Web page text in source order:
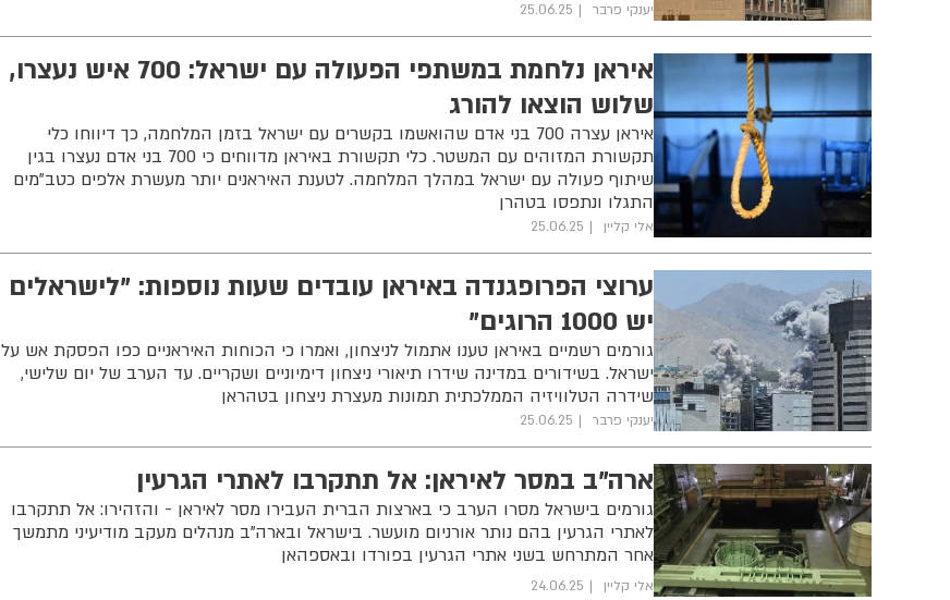
יענקי פרבר 25.06.25
איראן נלחמת במשתפי הפעולה עם ישראל: 700 איש נעצרו,
שלוש הוצאו להורג
איראן עצרה 700 בני אדם שהואשמו בקשרים עם ישראל בזמן המלחמה, כך דיווחו כלי
תקשורת המזוהים עם המשטר. כלי תקשורת באיראן מדווחים כי 700 בני אדם נעצרו בגין
שיתוף פעולה עם ישראל במהלך המלחמה. לטענת האיראנים יותר מעשרת אלפים כטב"מים
התגלו ונתפסו בטהרן
אלי קליין 25.06.25
ערוצי הפרופגנדה באיראן עובדים שעות נוספות: "לישראלים
יש 1000 הרוגים"
גורמים רשמיים באיראן טענו אתמול לניצחון, ואמרו כי הכוחות האיראניים כפו הפסקת אש על
ישראל. בשידורים במדינה שידרו תיאורי ניצחון דימיוניים ושקריים. עד הערב של יום שלישי,
שידרה הטלוויזיה הממלכתית תמונות מעצרת ניצחון בטהראן
יענקי פרבר 25.06.25
ארה"ב במסר לאיראן: אל תתקרבו לאתרי הגרעין
גורמים בישראל מסרו הערב כי בארצות הברית העבירו מסר לאיראן - והזהירו: אל תתקרבו
לאתרי הגרעין בהם נותר אורניום מועשר. בישראל ובארה"ב מנהלים מעקב מודיעיני מתמשך
אחר המתרחש בשני אתרי הגרעין בפורדו ובאספהאן
אלי קליין 24.06.25